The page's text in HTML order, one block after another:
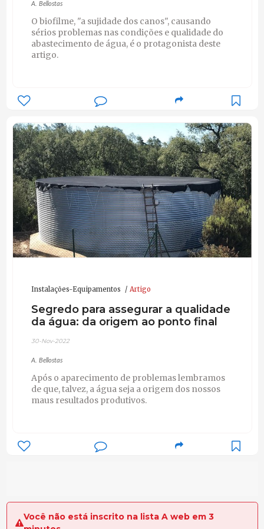
A. Bellostas
O biofilme, "a sujidade dos canos", causando
sérios problemas nas condições e qualidade do
abastecimento de água, é o protagonista deste
artigo.
Instalações-Equipamentos Artigo
Segredo para assegurar a qualidade
da água: da origem ao ponto final
30-Nov-2022
A. Bellostas
Após o aparecimento de problemas lembramos
de que, talvez, a água seja a origem dos nossos
maus resultados produtivos.
Você não está inscrito na lista A web em 3